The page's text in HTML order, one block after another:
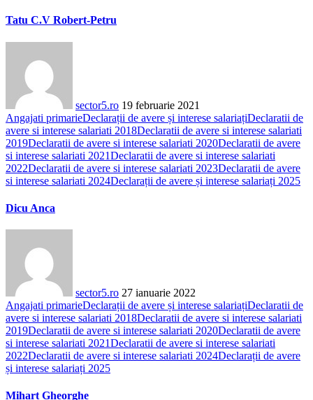
Tatu C.V Robert-Petru
sector5.ro 19 februarie 2021
Angajati primarieDeclarații de avere și interese salariațiDeclaratii de
avere si interese salariati 2018Declaratii de avere si interese salariati
2019Declaratii de avere si interese salariati 2020Declaratii de avere
si interese salariati 2021Declaratii de avere si interese salariati
2022Declaratii de avere si interese salariati 2023Declaratii de avere
si interese salariati 2024Declarații de avere și interese salariați 2025
Dicu Anca
sector5.ro 27 ianuarie 2022
Angajati primarieDeclarații de avere și interese salariațiDeclaratii de
avere si interese salariati 2018Declaratii de avere si interese salariati
2019Declaratii de avere si interese salariati 2020Declaratii de avere
si interese salariati 2021Declaratii de avere si interese salariati
2022Declaratii de avere si interese salariati 2024Declarații de avere
și interese salariați 2025
Mihart Gheorghe